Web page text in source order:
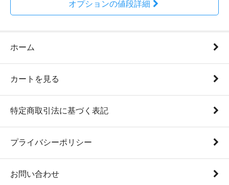
オプションの値段詳細
ホーム
カートを見る
特定商取引法に基づく表記
プライバシーポリシー
お問い合わせ